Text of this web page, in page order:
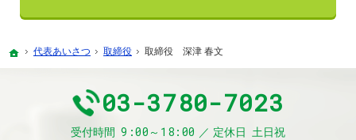
ホーム
代表あいさつ 取締役 取締役 深津 春文
03-3780-7023
受付時間 9:00～18:00 定休日 土日祝